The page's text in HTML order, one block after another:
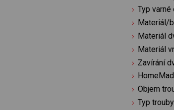
Typ
Materiál/
Materiál
Materiál
Zavírání
Objem
Typ